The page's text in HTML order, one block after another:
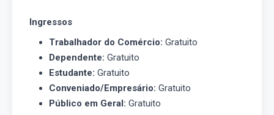
Ingressos
Trabalhador do Comércio: Gratuito
Dependente: Gratuito
Estudante: Gratuito
Conveniado/Empresário: Gratuito
Público em Geral: Gratuito